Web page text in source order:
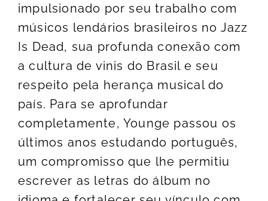
impulsionado por seu trabalho com
músicos lendários brasileiros no Jazz
Is Dead, sua profunda conexão com
a cultura de vinis do Brasil e seu
respeito pela herança musical do
país. Para se aprofundar
completamente, Younge passou os
últimos anos estudando português,
um compromisso que lhe permitiu
escrever as letras do álbum no